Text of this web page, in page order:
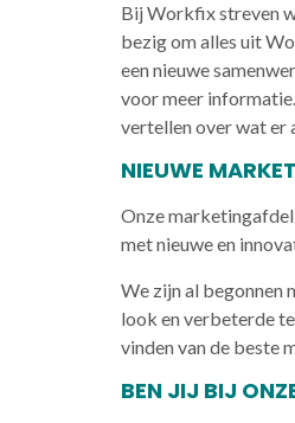
Bij Workfix streven
bezig om alles uit
een nieuwe
voor meer
vertellen over wat er
NIEUWE
Onze
met nieuwe en
We zijn al begonnen
look en verbeterde
vinden van de beste
BEN JIJ BIJ